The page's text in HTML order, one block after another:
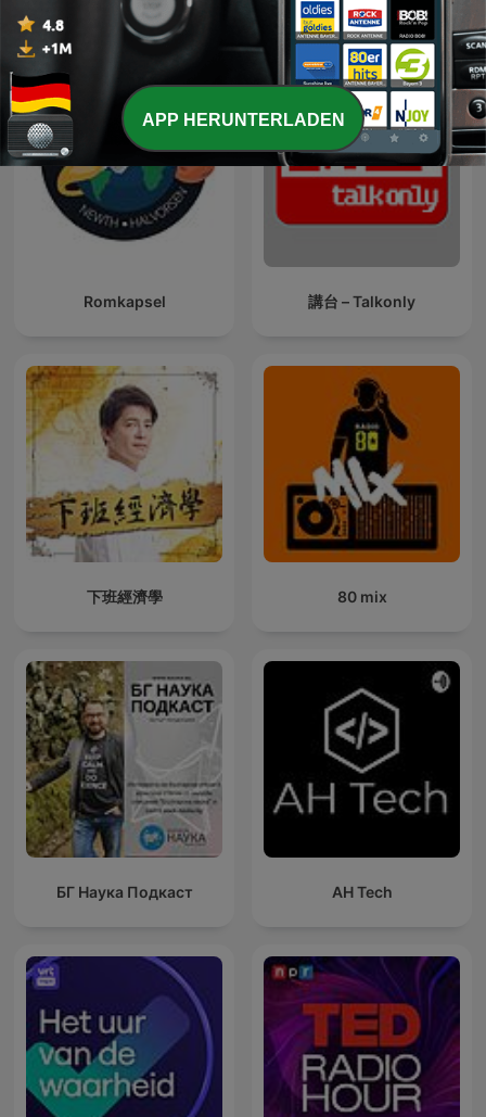
Internationale Technologie-Podcasts
Romkapsel 講台 – Talkonly
下班經濟學 80 mix
БГ Наука Подкаст AH Tech
APP HERUNTERLADEN